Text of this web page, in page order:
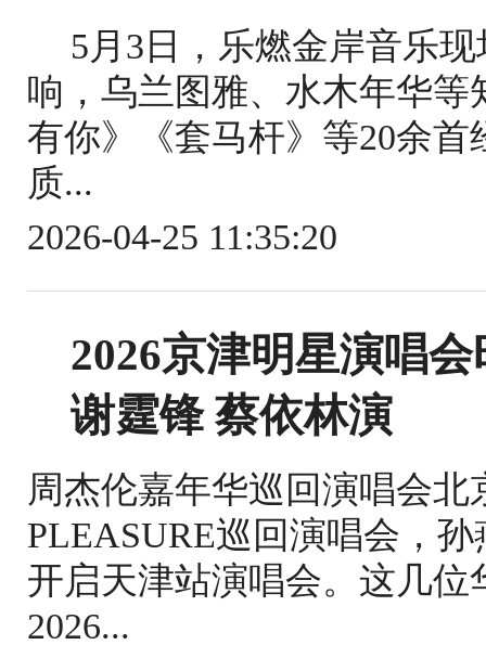
5月3日，乐燃金岸音乐
响，乌兰图雅、水木年华
有你》《套马杆》等20余
质...
2026-04-25 11:35:20
2026京津明星演唱
谢霆锋 蔡依林演
周杰伦嘉年华巡回演唱会
PLEASURE巡回演唱会，
开启天津站演唱会。这几
2026...